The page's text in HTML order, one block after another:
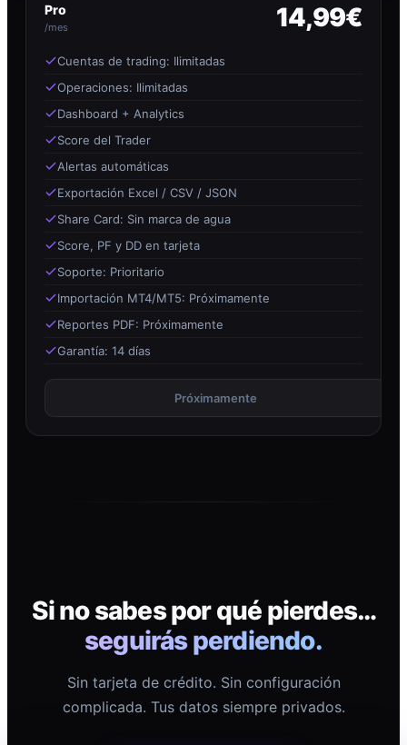
Pro
/mes 14,99€
Cuentas de trading: Ilimitadas
Operaciones: Ilimitadas
Dashboard + Analytics
Score del Trader
Alertas automáticas
Exportación Excel / CSV / JSON
Share Card: Sin marca de agua
Score, PF y DD en tarjeta
Soporte: Prioritario
Importación MT4/MT5: Próximamente
Reportes PDF: Próximamente
Garantía: 14 días
Próximamente
Si no sabes por qué pierdes…
seguirás perdiendo.
Sin tarjeta de crédito. Sin configuración
complicada. Tus datos siempre privados.